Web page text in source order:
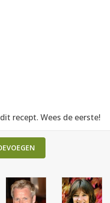
recept. Wees de eerste!